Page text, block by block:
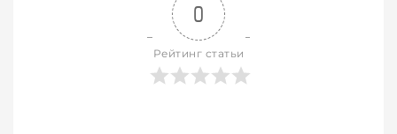
0
Рейтинг статьи